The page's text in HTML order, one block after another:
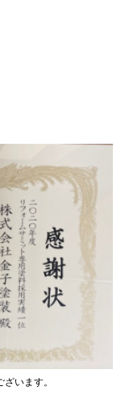
います。